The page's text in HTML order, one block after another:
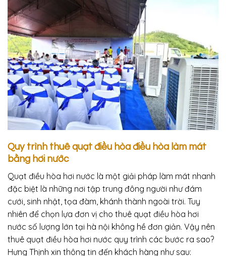
Quy trình thuê quạt điều hòa điều hòa làm mát
bằng hơi nước
Quạt điều hòa hơi nước là một giải pháp làm mát nhanh
đặc biệt là những nơi tập trung đông người như đám
cưới, sinh nhật, tọa đàm, khánh thành ngoài trời. Tuy
nhiên để chọn lựa đơn vị cho thuê quạt điều hòa hơi
nước số lượng lớn tại hà nội không hề đơn giản. Vậy nên
thuê quạt điều hòa hơi nước quy trình các bước ra sao?
Hưng Thịnh xin thông tin đến khách hàng như sau: